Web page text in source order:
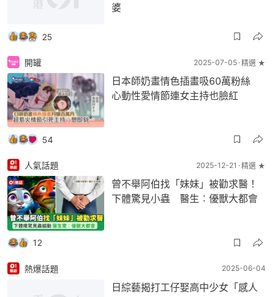
婆
25
開罐 2025-07-05 精選 ★
日本師奶畫情色插畫吸60萬粉絲
心動性愛情節連女主持也臉紅
54
人氣話題 2025-12-21 精選 ★
曾不舉阿伯找「妹妹」被勸求醫！
下體驚見小蟲 醫生︰優獸大都會
12
熱爆話題 2025-06-04
日綜藝揭打工仔娶高中少女「感人